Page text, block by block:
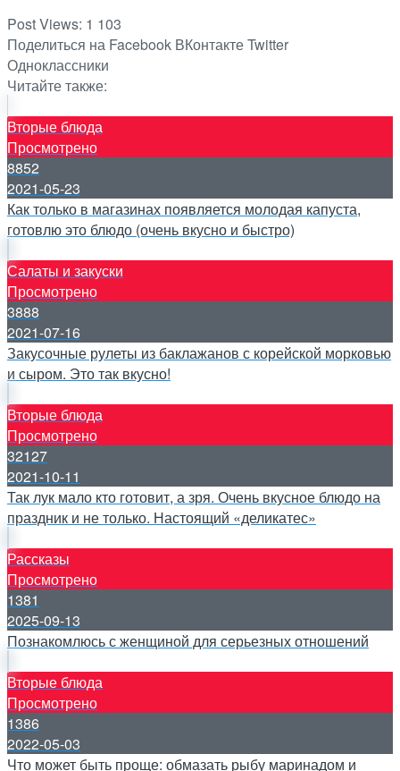
Post Views: 1 103
Поделиться на Facebook ВКонтактеTwitter
Одноклассники
Читайте также:
Вторые блюда
Просмотрено
8852
2021-05-23
Как только в магазинах появляется молодая капуста,
готовлю это блюдо (очень вкусно и быстро)
Салаты и закуски
Просмотрено
3888
2021-07-16
Закусочные рулеты из баклажанов с корейской морковью
и сыром. Это так вкусно!
Вторые блюда
Просмотрено
32127
2021-10-11
Так лук мало кто готовит, а зря. Очень вкусное блюдо на
праздник и не только. Настоящий «деликатес»
Рассказы
Просмотрено
1381
2025-09-13
Познакомлюсь с женщиной для серьезных отношений
Вторые блюда
Просмотрено
1386
2022-05-03
Что может быть проще: обмазать рыбу маринадом и